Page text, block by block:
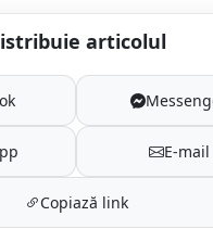
articolul
E-mail
Copiază link